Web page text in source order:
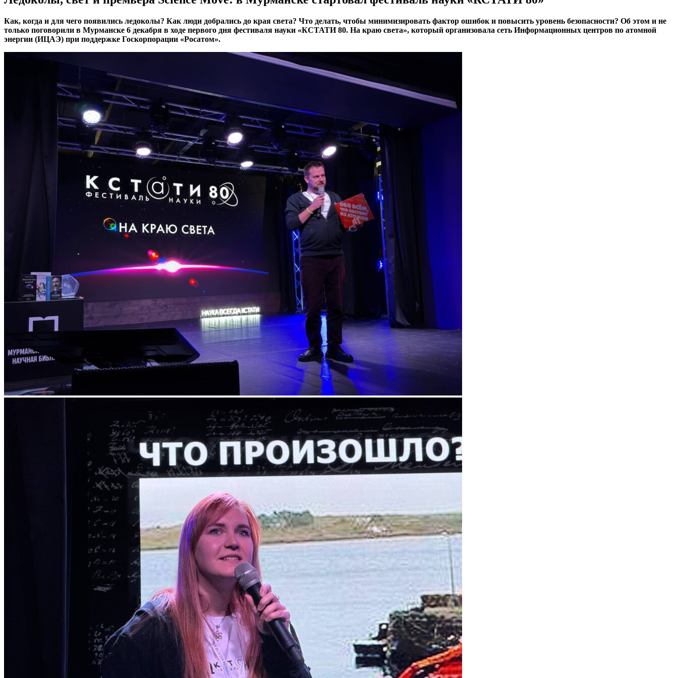
Как, когда и для чего появились ледоколы? Как люди добрались до края света? Что делать, чтобы минимизировать фактор ошибок и повысить уровень безопасности? Об этом и не
только поговорили в Мурманске 6 декабря в ходе первого дня фестиваля науки «КСТАТИ 80. На краю света», который организовала сеть Информационных центров по атомной
энергии (ИЦАЭ) при поддержке Госкорпорации «Росатом».